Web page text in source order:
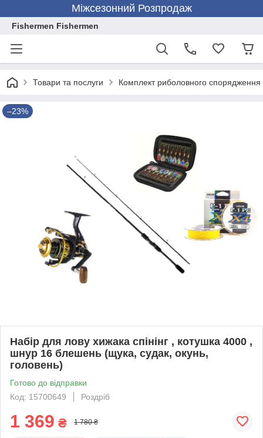
Міжсезонний Розпродаж
Fishermen Fishermen
Товари та послуги Комплект риболовного спорядження
–23%
Набір для лову хижака спінінг , котушка 4000 ,
шнур 16 блешень (щука, судак, окунь,
головень)
Готово до відправки
Код: 15700649
Роздріб
1 369 ₴ 1 780 ₴